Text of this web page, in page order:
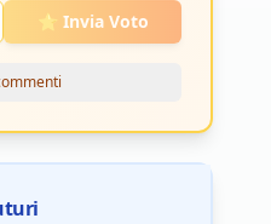
⭐ Invia Voto